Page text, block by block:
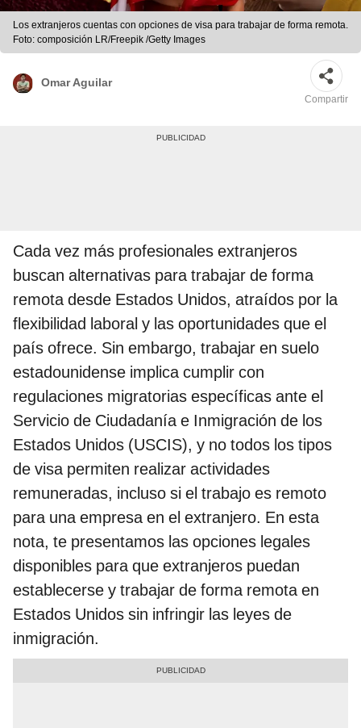
Los extranjeros cuentas con opciones de visa para trabajar de forma remota.
Foto: composición LR/Freepik /Getty Images
Omar Aguilar
Compartir
Cada vez más profesionales extranjeros
buscan alternativas para trabajar de forma
remota desde Estados Unidos, atraídos por la
flexibilidad laboral y las oportunidades que el
país ofrece. Sin embargo, trabajar en suelo
estadounidense implica cumplir con
regulaciones migratorias específicas ante el
Servicio de Ciudadanía e Inmigración de los
Estados Unidos (USCIS), y no todos los tipos
de visa permiten realizar actividades
remuneradas, incluso si el trabajo es remoto
para una empresa en el extranjero. En esta
nota, te presentamos las opciones legales
disponibles para que extranjeros puedan
establecerse y trabajar de forma remota en
Estados Unidos sin infringir las leyes de
inmigración.